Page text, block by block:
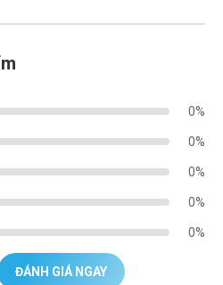
0%
0%
0%
0%
0%
ĐÁNH GIÁ NGAY